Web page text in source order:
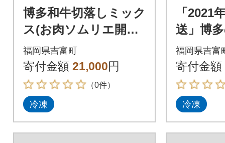
博多和牛切落しミック
ス(お肉ソムリエ開発
焼肉のたれ&肉専用ス
パイス2種付)(吉富町)
福岡県吉富町
寄付金額 21,000円
（0件）
冷凍
「2021
送」博
もつ鍋
ん酢セ
太子
福岡県吉富
寄付金額
冷凍